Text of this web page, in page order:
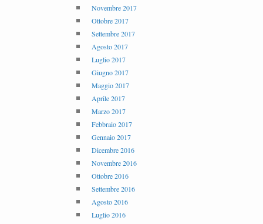
Novembre 2017
Ottobre 2017
Settembre 2017
Agosto 2017
Luglio 2017
Giugno 2017
Maggio 2017
Aprile 2017
Marzo 2017
Febbraio 2017
Gennaio 2017
Dicembre 2016
Novembre 2016
Ottobre 2016
Settembre 2016
Agosto 2016
Luglio 2016